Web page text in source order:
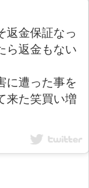
返金保証なっ
ら返金もない
に遭った事を
来た笑買い増